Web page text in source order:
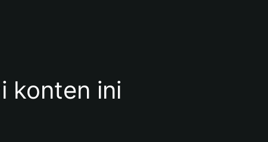
konten ini